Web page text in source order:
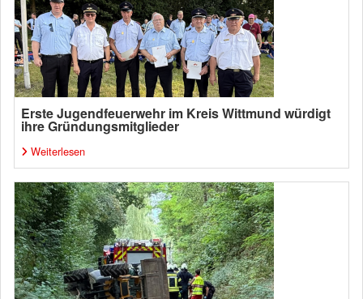
Erste Jugendfeuerwehr im Kreis Wittmund würdigt
ihre Gründungsmitglieder
Weiterlesen